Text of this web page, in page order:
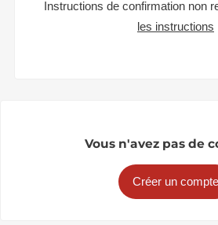
Instructions de confirmation non
les instructions
Vous n'avez pas de
Créer un compte